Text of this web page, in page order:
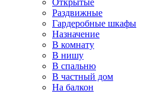
Открытые
Раздвижные
Гардеробные шкафы
Назначение
В комнату
В нишу
В спальню
В частный дом
На балкон